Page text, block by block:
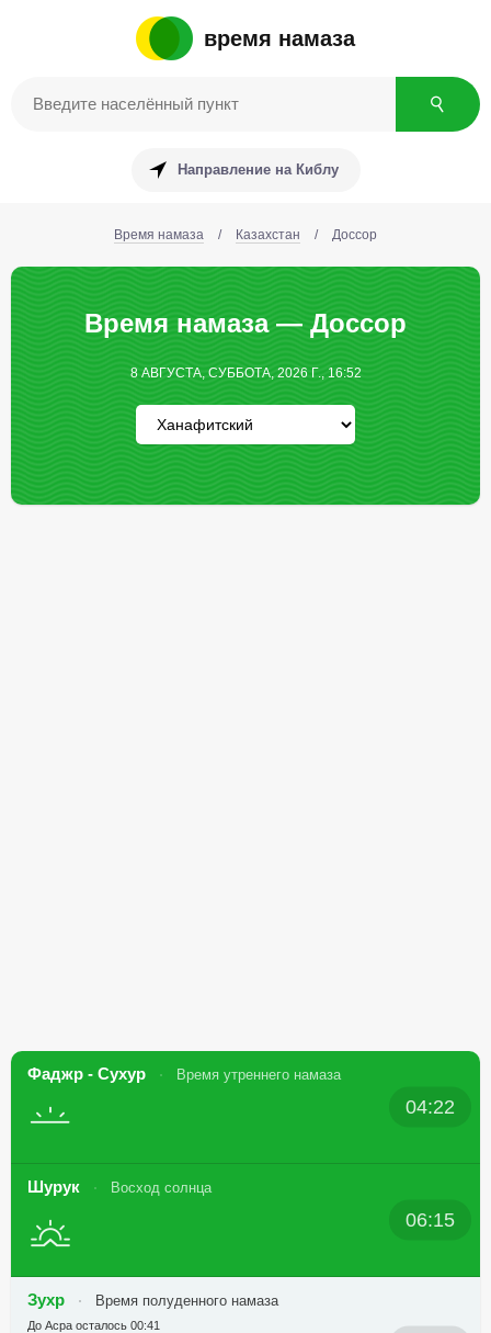
время намаза
Направление на Киблу
Время намаза / Казахстан / Доссор
Время намаза — Доссор
8 АВГУСТА, СУББОТА, 2026 Г., 16:52
Фаджр - Сухур Время утреннего намаза
04:22
Шурук Восход солнца
06:15
Зухр Время полуденного намаза
До Асра осталось 00:41